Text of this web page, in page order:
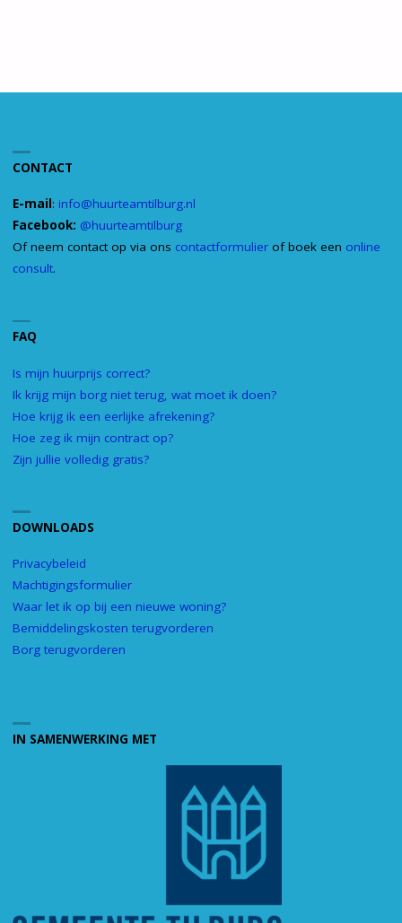
CONTACT
E-mail: info@huurteamtilburg.nl
Facebook: @huurteamtilburg
Of neem contact op via ons contactformulierof boek een online
consult.
FAQ
Is mijn huurprijs correct?
Ik krijg mijn borg niet terug, wat moet ik doen?
Hoe krijg ik een eerlijke afrekening?
Hoe zeg ik mijn contract op?
Zijn jullie volledig gratis?
DOWNLOADS
Privacybeleid
Machtigingsformulier
Waar let ik op bij een nieuwe woning?
Bemiddelingskosten terugvorderen
Borg terugvorderen
IN SAMENWERKING MET